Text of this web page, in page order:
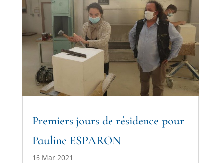
Premiers jours de résidence pour
Pauline ESPARON
16 Mar 2021